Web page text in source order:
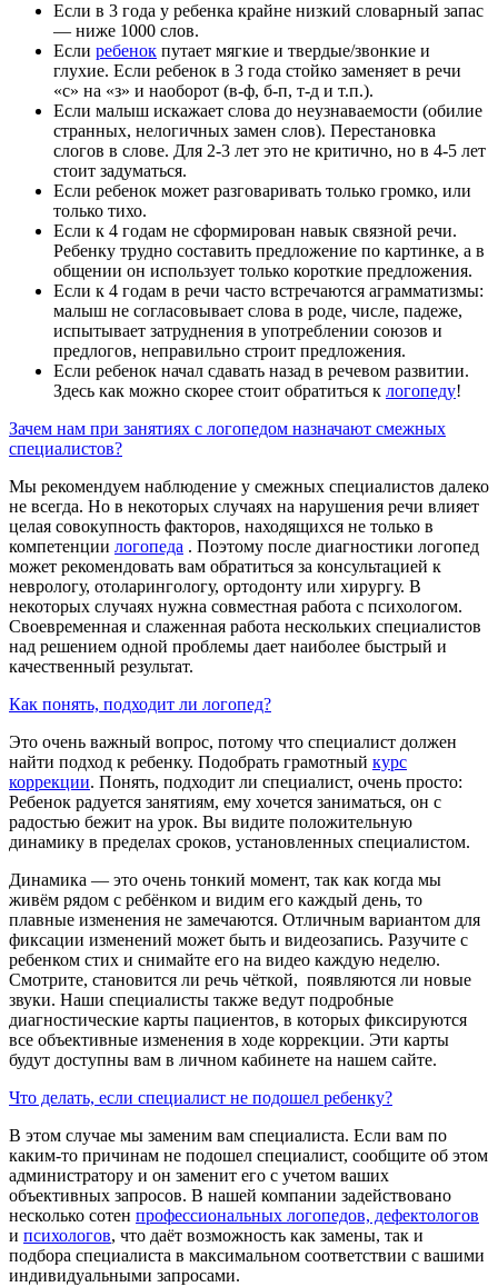
Если в 3 года у ребенка крайне низкий словарный запас
— ниже 1000 слов.
Если ребенок путает мягкие и твердые/звонкие и
глухие. Если ребенок в 3 года стойко заменяет в речи
«с» на «з» и наоборот (в-ф, б-п, т-д и т.п.).
Если малыш искажает слова до неузнаваемости (обилие
странных, нелогичных замен слов). Перестановка
слогов в слове. Для 2-3 лет это не критично, но в 4-5 лет
стоит задуматься.
Если ребенок может разговаривать только громко, или
только тихо.
Если к 4 годам не сформирован навык связной речи.
Ребенку трудно составить предложение по картинке, а в
общении он использует только короткие предложения.
Если к 4 годам в речи часто встречаются аграмматизмы:
малыш не согласовывает слова в роде, числе, падеже,
испытывает затруднения в употреблении союзов и
предлогов, неправильно строит предложения.
Если ребенок начал сдавать назад в речевом развитии.
Здесь как можно скорее стоит обратиться к логопеду!
Зачем нам при занятиях с логопедом назначают смежных
специалистов?
Мы рекомендуем наблюдение у смежных специалистов далеко
не всегда. Но в некоторых случаях на нарушения речи влияет
целая совокупность факторов, находящихся не только в
компетенции логопеда . Поэтому после диагностики логопед
может рекомендовать вам обратиться за консультацией к
неврологу, отоларингологу, ортодонту или хирургу. В
некоторых случаях нужна совместная работа с психологом.
Своевременная и слаженная работа нескольких специалистов
над решением одной проблемы дает наиболее быстрый и
качественный результат.
Как понять, подходит ли логопед?
Это очень важный вопрос, потому что специалист должен
найти подход к ребенку. Подобрать грамотный курс
коррекции. Понять, подходит ли специалист, очень просто:
Ребенок радуется занятиям, ему хочется заниматься, он с
радостью бежит на урок. Вы видите положительную
динамику в пределах сроков, установленных специалистом.
Динамика — это очень тонкий момент, так как когда мы
живём рядом с ребёнком и видим его каждый день, то
плавные изменения не замечаются. Отличным вариантом для
фиксации изменений может быть и видеозапись. Разучите с
ребенком стих и снимайте его на видео каждую неделю.
Смотрите, становится ли речь чёткой, появляются ли новые
звуки. Наши специалисты также ведут подробные
диагностические карты пациентов, в которых фиксируются
все объективные изменения в ходе коррекции. Эти карты
будут доступны вам в личном кабинете на нашем сайте.
Что делать, если специалист не подошел ребенку?
В этом случае мы заменим вам специалиста. Если вам по
каким-то причинам не подошел специалист, сообщите об этом
администратору и он заменит его с учетом ваших
объективных запросов. В нашей компании задействовано
несколько сотен профессиональных логопедов, дефектологов
и психологов, что даёт возможность как замены, так и
подбора специалиста в максимальном соответствии с вашими
индивидуальными запросами.